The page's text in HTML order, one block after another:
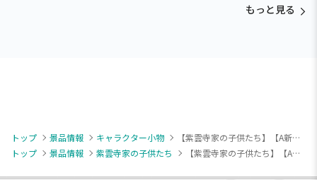
もっと見る
トップ 景品情報 キャラクター小物
【紫雲寺家の子供たち】【A新】TVアニメ「紫雲寺家の子供たち」 アクリルキーチェーン(EX)
トップ
景品情報 紫雲寺家の子供たち 【紫雲寺家の子供たち】【A新】TVアニメ「紫雲寺家の子供たち」 アクリルキーチェーン(EX)